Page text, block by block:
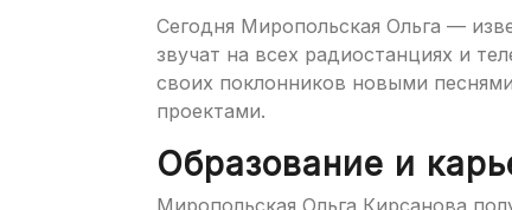
Сегодня Миропольская Ольга —
звучат на всех радиостанциях и
своих поклонников новыми
проектами.
Образование и
Миропольская Ольга Кирсанова